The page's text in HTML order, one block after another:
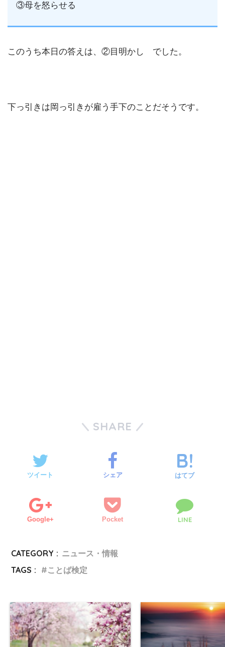
③母を怒らせる
このうち本日の答えは、②目明かし でした。
下っ引きは岡っ引きが雇う手下のことだそうです。
SHARE
ツイート シェア はてブ
Google+ Pocket LINE
CATEGORY : ニュース・情報
TAGS :
ことば検定